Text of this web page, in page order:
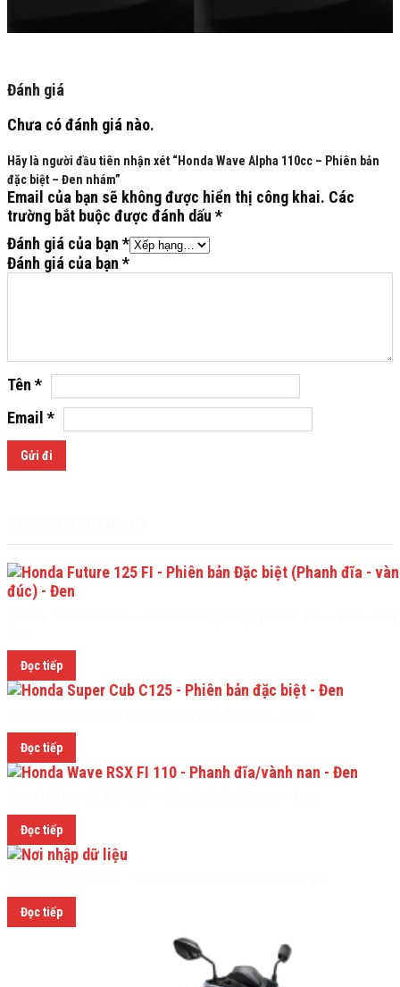
Đánh giá
Chưa có đánh giá nào.
Hãy là người đầu tiên nhận xét “Honda Wave Alpha 110cc – Phiên bản
đặc biệt – Đen nhám”
Email của bạn sẽ không được hiển thị công khai. Các
trường bắt buộc được đánh dấu *
Đánh giá của bạn *
Đánh giá của bạn *
Tên *
Email *
Đọc tiếp
Đọc tiếp
Đọc tiếp
Đọc tiếp